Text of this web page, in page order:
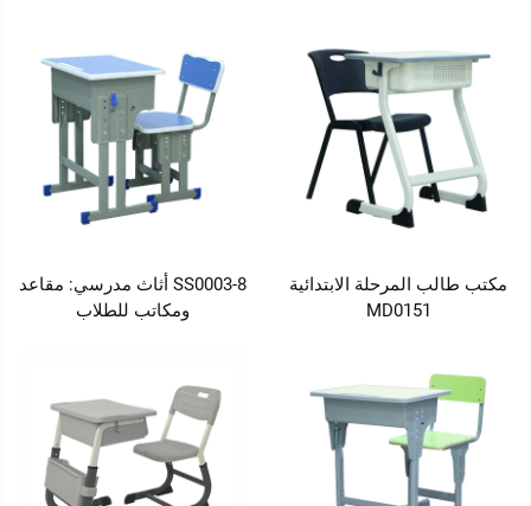
مكتب طالب المرحلة الابتدائية
MD0151
SS0003-8 أثاث مدرسي: مقاعد
ومكاتب للطلاب